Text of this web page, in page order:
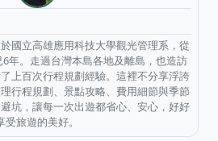
國立高雄應用科技大學觀光管理系，從
年。走過台灣本島各地及離島，也造訪
上百次行程規劃經驗。這裡不分享浮誇
行程規劃、景點攻略、費用細節與季節
坑，讓每一次出遊都省心、安心，好好
受旅遊的美好。